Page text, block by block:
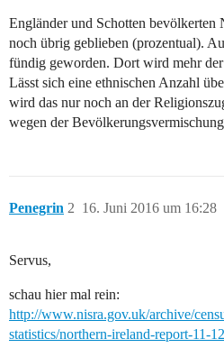
Engländer und Schotten
noch übrig geblieben (prozentual).
fündig geworden. Dort wird mehr
Lässt sich eine ethnischen Anzahl
wird das nur noch an der
wegen der
Penegrin 16. Juni 2016 um 16:28
2
Servus,
schau hier mal rein:
http://www.nisra.gov.uk/archive/
statistics/northern-ireland-report-11-